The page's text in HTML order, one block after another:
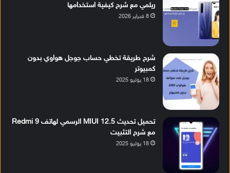
ريلمي مع شرح كيفية استخدامها
8 فبراير 2026
شرح طريقة تخطي حساب جوجل هواوي بدون
كمبيوتر
18 يوليو 2025
تحميل تحديث MIUI 12.5 الرسمي لهاتف Redmi 9
مع شرح التثبيت
18 يوليو 2025